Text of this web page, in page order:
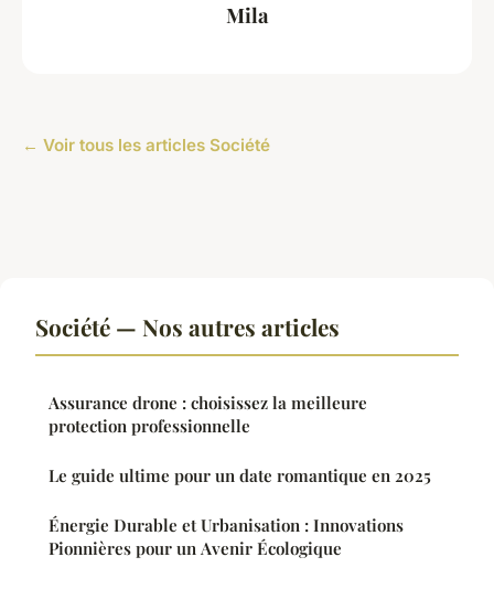
Mila
← Voir tous les articles Société
Société — Nos autres articles
Assurance drone : choisissez la meilleure
protection professionnelle
Le guide ultime pour un date romantique en 2025
Énergie Durable et Urbanisation : Innovations
Pionnières pour un Avenir Écologique